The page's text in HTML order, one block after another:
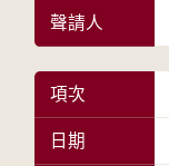
聲請人
項次
日期